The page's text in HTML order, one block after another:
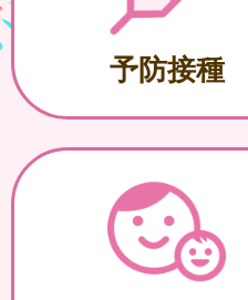
予防接種